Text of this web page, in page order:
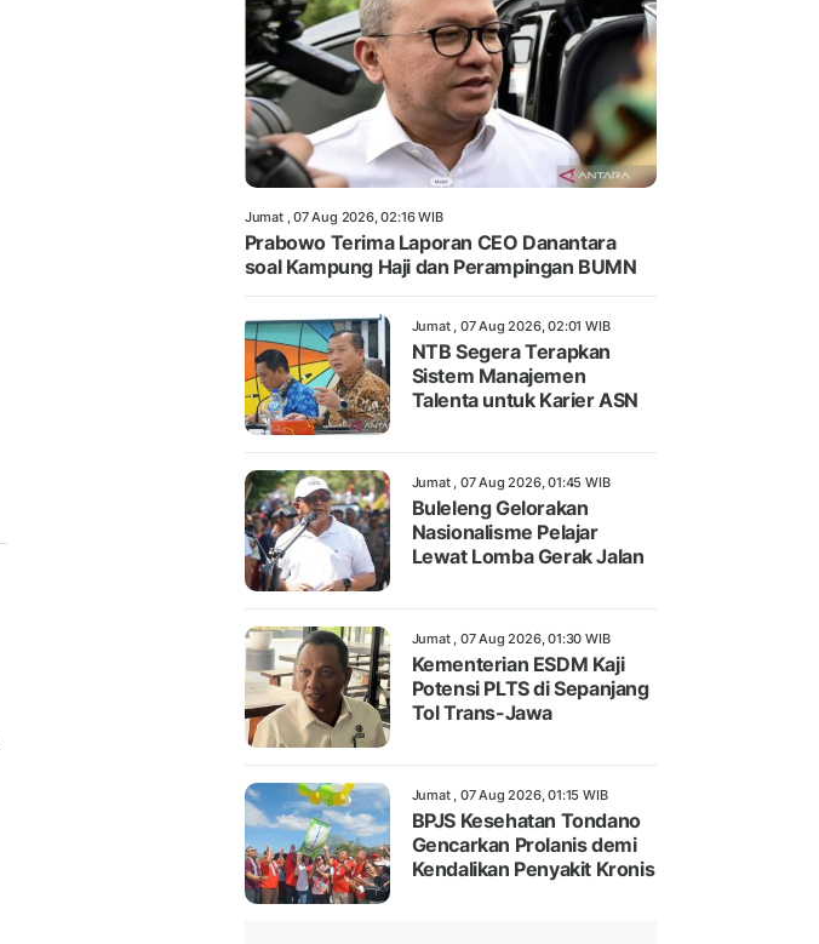
Jumat , 07 Aug 2026, 02:16 WIB
Prabowo Terima Laporan CEO Danantara
soal Kampung Haji dan Perampingan BUMN
Jumat , 07 Aug 2026, 02:01 WIB
NTB Segera Terapkan
Sistem Manajemen
Talenta untuk Karier ASN
Jumat , 07 Aug 2026, 01:45 WIB
Buleleng Gelorakan
Nasionalisme Pelajar
Lewat Lomba Gerak Jalan
Jumat , 07 Aug 2026, 01:30 WIB
Kementerian ESDM Kaji
Potensi PLTS di Sepanjang
Tol Trans-Jawa
Jumat , 07 Aug 2026, 01:15 WIB
BPJS Kesehatan Tondano
Gencarkan Prolanis demi
Kendalikan Penyakit Kronis